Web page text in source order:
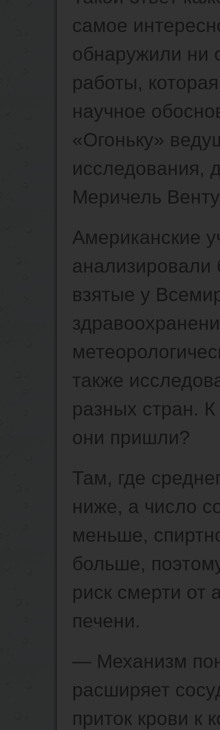
самое
обнаружили ни
работы,
научное
«Огоньку»
исследования,
Меричель
Американские
взятые у
также
разных стран.
они пришли?
Там, где
ниже, а число
меньше,
больше,
риск смерти от
печени.
— Механизм
расширяет
приток крови к